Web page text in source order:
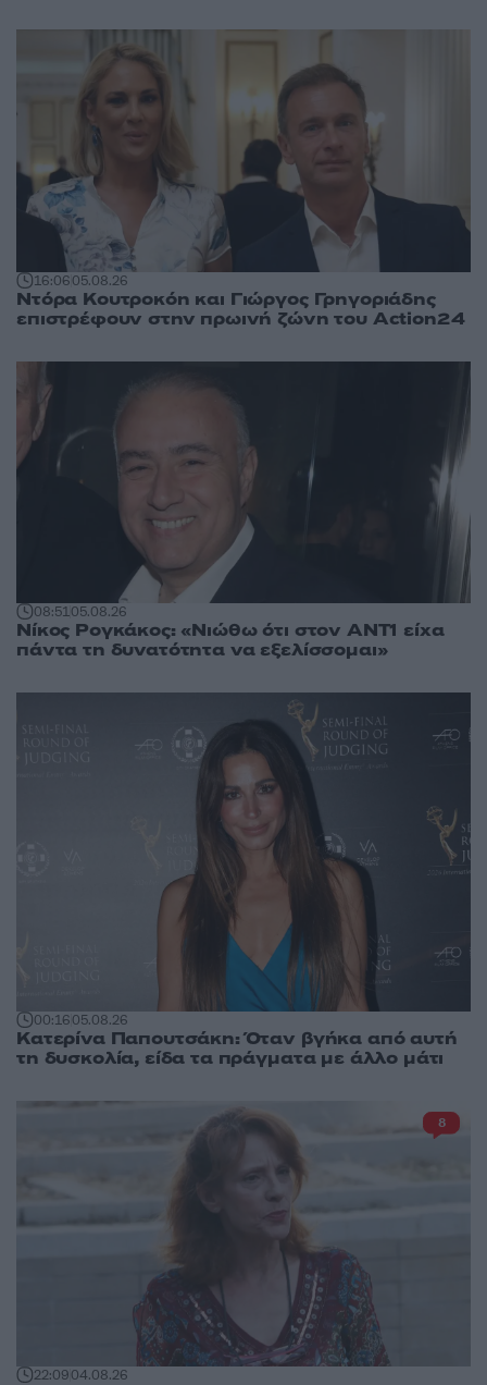
16:0605.08.26
Ντόρα Κουτροκόη και Γιώργος Γρηγοριάδης
επιστρέφουν στην πρωινή ζώνη του Action24
08:5105.08.26
Νίκος Ρογκάκος: «Νιώθω ότι στον ΑΝΤ1 είχα
πάντα τη δυνατότητα να εξελίσσομαι»
00:1605.08.26
Κατερίνα Παπουτσάκη: Όταν βγήκα από αυτή
τη δυσκολία, είδα τα πράγματα με άλλο μάτι
22:0904.08.26
8